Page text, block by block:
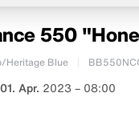
550
Heritage Blue
Apr. 2023 – 08:00